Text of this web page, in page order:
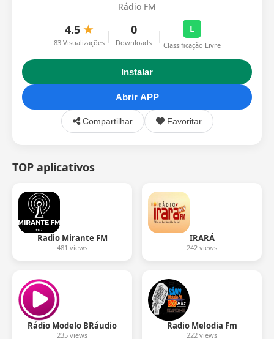
Rádio FM
4.5 ★
83 Visualizações | 0
Downloads | L
Classificação Livre
Instalar
Abrir APP
Compartilhar Favoritar
TOP aplicativos
Radio Mirante FM
481 views
IRARÁ
242 views
Rádio Modelo BRáudio
235 views
Radio Melodia Fm
222 views